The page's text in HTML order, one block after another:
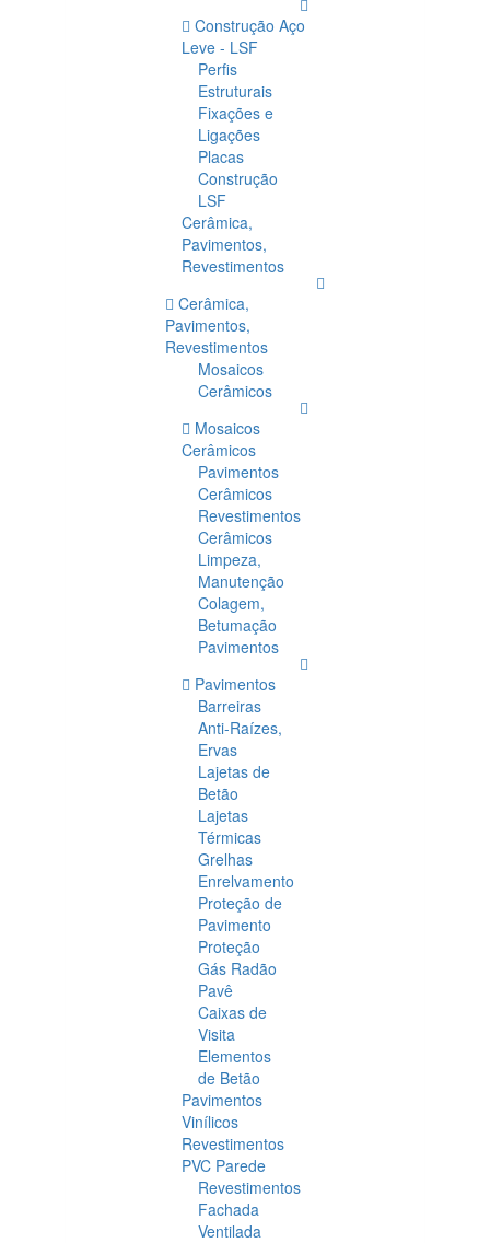
Construção Aço
Leve - LSF
Perfis
Estruturais
Fixações e
Ligações
Placas
Construção
LSF
Cerâmica,
Pavimentos,
Revestimentos
Cerâmica,
Pavimentos,
Revestimentos
Mosaicos
Cerâmicos
Mosaicos
Cerâmicos
Pavimentos
Cerâmicos
Revestimentos
Cerâmicos
Limpeza,
Manutenção
Colagem,
Betumação
Pavimentos
Pavimentos
Barreiras
Anti-Raízes,
Ervas
Lajetas de
Betão
Lajetas
Térmicas
Grelhas
Enrelvamento
Proteção de
Pavimento
Proteção
Gás Radão
Pavê
Caixas de
Visita
Elementos
de Betão
Pavimentos
Vinílicos
Revestimentos
PVC Parede
Revestimentos
Fachada
Ventilada